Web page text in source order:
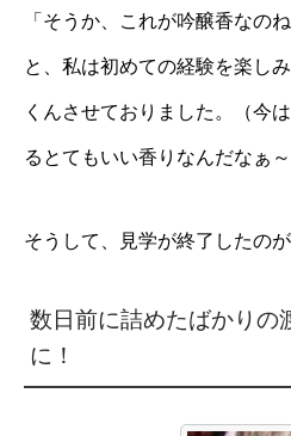
「そうか、これが吟醸香なの
と、私は初めての経験を楽し
くんさせておりました。（今
るとてもいい香りなんだなぁ～
そうして、見学が終了したのが
数日前に詰めたばかりの
に！